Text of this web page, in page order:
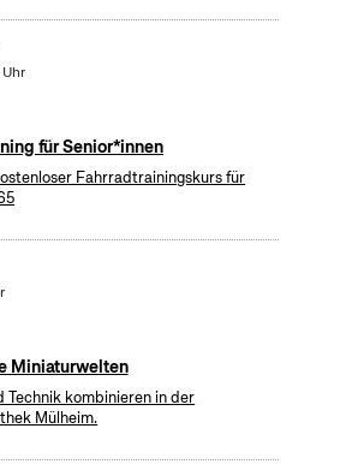
für Senior*innen
Fahrradtrainingskurs für
Miniaturwelten
Technik kombinieren in der
Mülheim.